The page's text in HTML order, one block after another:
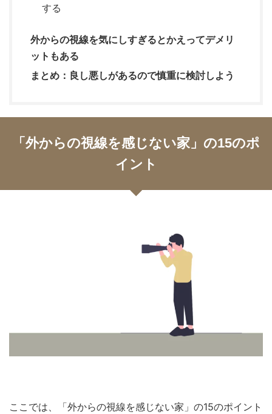
する
外からの視線を気にしすぎるとかえってデメリ
ットもある
まとめ：良し悪しがあるので慎重に検討しよう
「外からの視線を感じない家」の15のポ
イント
ここでは、「外からの視線を感じない家」の15のポイント